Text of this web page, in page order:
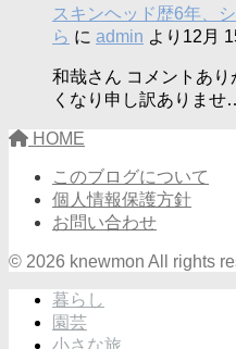
スキンヘッド歴6年、
ら に admin より 12月
和哉さん コメントあ
くなり申し訳ありませ
HOME
このブログについて
個人情報保護方針
お問い合わせ
© 2026 knewmon All rights
暮らし
園芸
小さな旅